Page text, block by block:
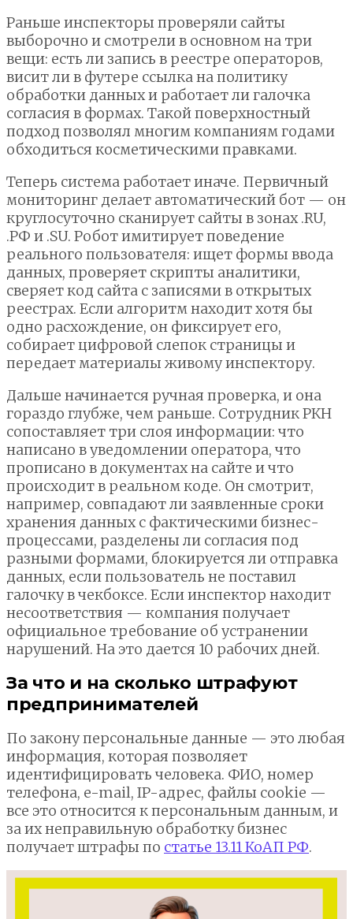
Раньше инспекторы проверяли сайты
выборочно и смотрели в основном на три
вещи: есть ли запись в реестре операторов,
висит ли в футере ссылка на политику
обработки данных и работает ли галочка
согласия в формах. Такой поверхностный
подход позволял многим компаниям годами
обходиться косметическими правками.
Теперь система работает иначе. Первичный
мониторинг делает автоматический бот — он
круглосуточно сканирует сайты в зонах .RU,
.РФ и .SU. Робот имитирует поведение
реального пользователя: ищет формы ввода
данных, проверяет скрипты аналитики,
сверяет код сайта с записями в открытых
реестрах. Если алгоритм находит хотя бы
одно расхождение, он фиксирует его,
собирает цифровой слепок страницы и
передает материалы живому инспектору.
Дальше начинается ручная проверка, и она
гораздо глубже, чем раньше. Сотрудник РКН
сопоставляет три слоя информации: что
написано в уведомлении оператора, что
прописано в документах на сайте и что
происходит в реальном коде. Он смотрит,
например, совпадают ли заявленные сроки
хранения данных с фактическими бизнес-
процессами, разделены ли согласия под
разными формами, блокируется ли отправка
данных, если пользователь не поставил
галочку в чекбоксе. Если инспектор находит
несоответствия — компания получает
официальное требование об устранении
нарушений. На это дается 10 рабочих дней.
За что и на сколько штрафуют
предпринимателей
По закону персональные данные — это любая
информация, которая позволяет
идентифицировать человека. ФИО, номер
телефона, e-mail, IP-адрес, файлы cookie —
все это относится к персональным данным, и
за их неправильную обработку бизнес
получает штрафы по статье 13.11 КоАП РФ.